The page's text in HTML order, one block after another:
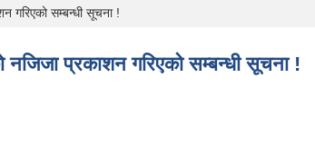
गरिएको सम्बन्धी सूचना !
नजिजा प्रकाशन गरिएको सम्बन्धी सूचना !